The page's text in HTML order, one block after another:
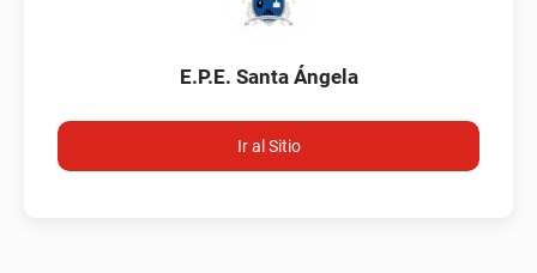
E.P.E. Santa Ángela
Ir al Sitio